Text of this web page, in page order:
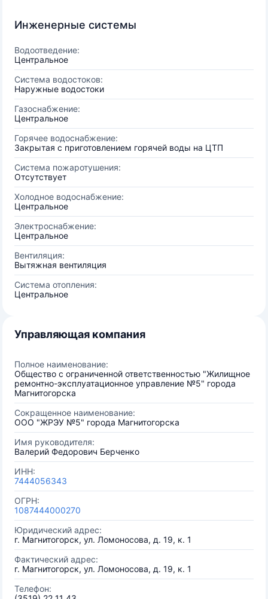
Инженерные системы
Водоотведение:
Центральное
Система водостоков:
Наружные водостоки
Газоснабжение:
Центральное
Горячее водоснабжение:
Закрытая с приготовлением горячей воды на ЦТП
Система пожаротушения:
Отсутствует
Холодное водоснабжение:
Центральное
Электроснабжение:
Центральное
Вентиляция:
Вытяжная вентиляция
Система отопления:
Центральное
Управляющая компания
Полное наименование:
Общество с ограниченной ответственностью "Жилищное
ремонтно-эксплуатационное управление №5" города
Магнитогорска
Сокращенное наименование:
ООО "ЖРЭУ №5" города Магнитогорска
Имя руководителя:
Валерий Федорович Берченко
ИНН:
7444056343
ОГРН:
1087444000270
Юридический адрес:
г. Магнитогорск, ул. Ломоносова, д. 19, к. 1
Фактический адрес:
г. Магнитогорск, ул. Ломоносова, д. 19, к. 1
Телефон: